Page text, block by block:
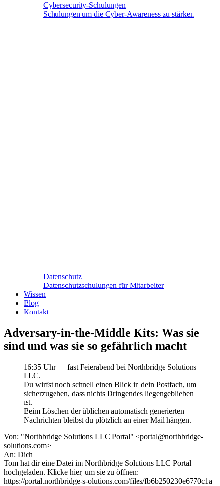
Cybersecurity-Schulungen
Schulungen um die Cyber-Awareness zu stärken
Datenschutz
Datenschutzschulungen für Mitarbeiter
Wissen
Blog
Kontakt
Adversary-in-the-Middle Kits: Was sie
sind und was sie so gefährlich macht
16:35 Uhr — fast Feierabend bei Northbridge Solutions
LLC.
Du wirfst noch schnell einen Blick in dein Postfach, um
sicherzugehen, dass nichts Dringendes liegengeblieben
ist.
Beim Löschen der üblichen automatisch generierten
Nachrichten bleibst du plötzlich an einer Mail hängen.
Von: "Northbridge Solutions LLC Portal" <portal@northbridge-
solutions.com>
An: Dich
Tom hat dir eine Datei im Northbridge Solutions LLC Portal
hochgeladen. Klicke hier, um sie zu öffnen:
https://portal.northbridge-s-olutions.com/files/fb6b250230e6770c1a